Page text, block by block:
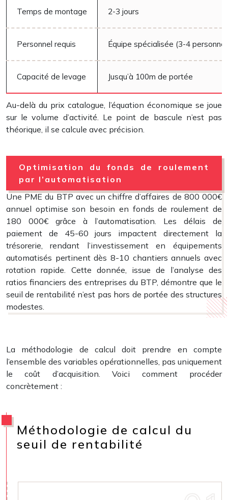
Temps de montage 2-3 jours
Personnel requis Équipe spécialisée (3-4
Capacité de levage Jusqu’à 100m de portée
Au-delà du prix catalogue, l’équation économique se joue
sur le volume d’activité. Le point de bascule n’est pas
théorique, il se calcule avec précision.
Optimisation du fonds de roulement
par l’automatisation
Une PME du BTP avec un chiffre d’affaires de 800 000€
annuel optimise son besoin en fonds de roulement de
180 000€ grâce à l’automatisation. Les délais de
paiement de 45-60 jours impactent directement la
trésorerie, rendant l’investissement en équipements
automatisés pertinent dès 8-10 chantiers annuels avec
rotation rapide. Cette donnée, issue de l’analyse des
ratios financiers des entreprises du BTP, démontre que le
seuil de rentabilité n’est pas hors de portée des structures
modestes.
La méthodologie de calcul doit prendre en compte
l’ensemble des variables opérationnelles, pas uniquement
le coût d’acquisition. Voici comment procéder
concrètement :
Méthodologie de calcul du
seuil de rentabilité